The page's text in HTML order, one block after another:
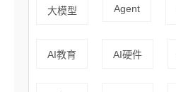
大模型 Agent
AI教育 AI硬件